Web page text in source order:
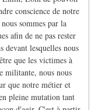
conscience de notre
sommes par la
afin de ne pas rester
devant lesquelles nous
que les victimes à
militante, nous nous
que notre métier et
pleine mutation tant